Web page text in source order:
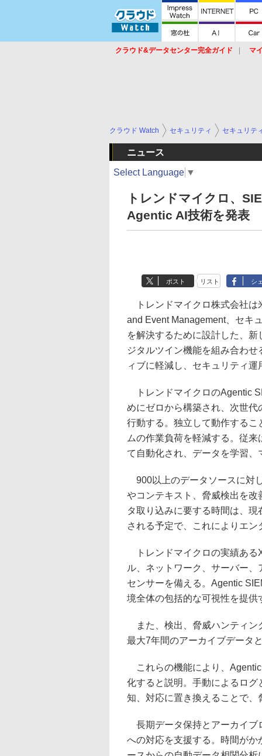
クラウド&データセンター完全ガイド マ
クラウド Watch セキュリティ セキュリテ
ニュース
Select Language ▼
トレンドマイクロ、
Agentic AI技術を発表
ポスト リスト シ
トレンドマイクロ株式会社は
and Event Management、セキ
を解決するために設計した、
ジタルツイン機能を組み合わ
ィブに軽減し、セキュリティ運
トレンドマイクロのAgentic
めにゼロから構築され、次世代
行動する。独立して動作する
ムの作業負荷を軽減する。従
て自動化され、データを学習、
900以上のデータソースに対
やコンテキスト、脅威検出を
タ取り込みに要する時間は、
される予定で、これによりエン
トレンドマイクロの実績ある
ル、ネットワーク、サーバー
センサーを備える。Agentic
境全体の包括的な可視性を提供
また、検出、脅威ハンティン
最大7年間のアーカイブデータ
これらの機能により、
化すると説明。手動によるロ
知、対応に置き換えることで、
長期データ保持とアーカイブ
への対応を支援する。時間が